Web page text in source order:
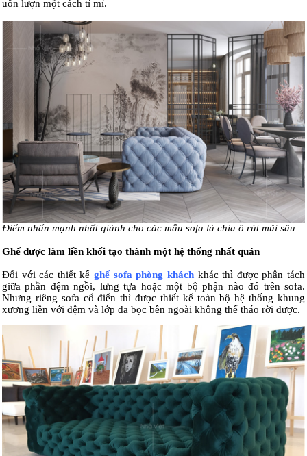
uốn lượn một cách tỉ mỉ.
Điểm nhấn mạnh nhất giành cho các mẫu sofa là chia ô rút mũi sâu
Ghế được làm liền khối tạo thành một hệ thống nhất quán
Đối với các thiết kếghế sofa phòng kháchkhác thì được phân tách
giữa phần đệm ngồi, lưng tựa hoặc một bộ phận nào đó trên sofa.
Nhưng riêng sofa cổ điển thì được thiết kế toàn bộ hệ thống khung
xương liền với đệm và lớp da bọc bên ngoài không thể tháo rời được.